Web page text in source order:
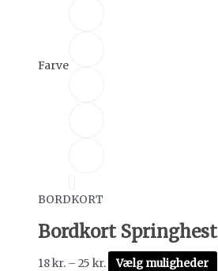
Farve
BORDKORT
Bordkort Springhest
18kr. – 25 kr. Vælg muligheder